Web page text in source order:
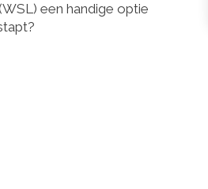
een handige optie